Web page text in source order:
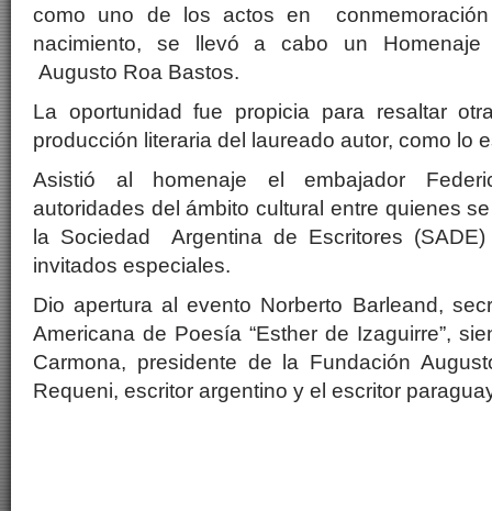
como uno de los actos en
nacimiento, se llevó a cabo un Homenaje
Augusto Roa Bastos.
La oportunidad fue propicia para resaltar
producción literaria del laureado autor, como lo
Asistió al homenaje el embajador
autoridades del ámbito cultural entre quienes
la Sociedad Argentina de Escritores
invitados especiales.
Dio apertura al evento Norberto Barleand,
Americana de Poesía “Esther de Izaguirre”,
Carmona, presidente de la Fundación
Requeni, escritor argentino y el escritor